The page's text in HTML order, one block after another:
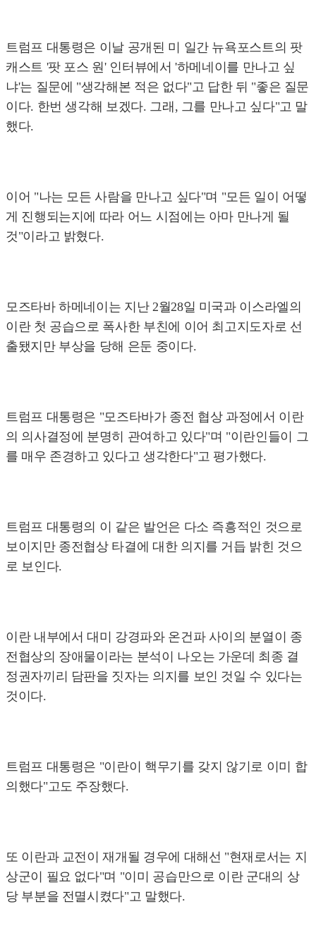
트럼프 대통령은 이날 공개된 미 일간 뉴욕포스트의 팟
캐스트 '팟 포스 원' 인터뷰에서 '하메네이를 만나고 싶
냐'는 질문에 "생각해본 적은 없다"고 답한 뒤 "좋은 질문
이다. 한번 생각해 보겠다. 그래, 그를 만나고 싶다"고 말
했다.
이어 "나는 모든 사람을 만나고 싶다"며 "모든 일이 어떻
게 진행되는지에 따라 어느 시점에는 아마 만나게 될
것"이라고 밝혔다.
모즈타바 하메네이는 지난 2월28일 미국과 이스라엘의
이란 첫 공습으로 폭사한 부친에 이어 최고지도자로 선
출됐지만 부상을 당해 은둔 중이다.
트럼프 대통령은 "모즈타바가 종전 협상 과정에서 이란
의 의사결정에 분명히 관여하고 있다"며 "이란인들이 그
를 매우 존경하고 있다고 생각한다"고 평가했다.
트럼프 대통령의 이 같은 발언은 다소 즉흥적인 것으로
보이지만 종전협상 타결에 대한 의지를 거듭 밝힌 것으
로 보인다.
이란 내부에서 대미 강경파와 온건파 사이의 분열이 종
전협상의 장애물이라는 분석이 나오는 가운데 최종 결
정권자끼리 담판을 짓자는 의지를 보인 것일 수 있다는
것이다.
트럼프 대통령은 "이란이 핵무기를 갖지 않기로 이미 합
의했다"고도 주장했다.
또 이란과 교전이 재개될 경우에 대해선 "현재로서는 지
상군이 필요 없다"며 "이미 공습만으로 이란 군대의 상
당 부분을 전멸시켰다"고 말했다.